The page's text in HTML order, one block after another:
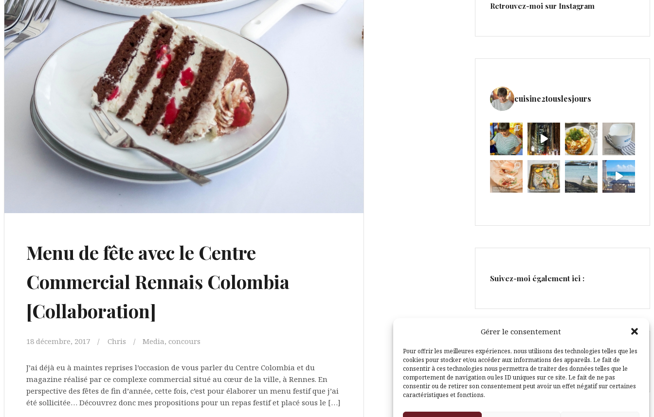
Gérer le consentement
Pour offrir les meilleures expériences, nous utilisons des technologies telles que les
cookies pour stocker et/ou accéder aux informations des appareils. Le fait de
consentir à ces technologies nous permettra de traiter des données telles que le
comportement de navigation ou les ID uniques sur ce site. Le fait de ne pas
consentir ou de retirer son consentement peut avoir un effet négatif sur certaines
caractéristiques et fonctions.
Menu de fête avec le Centre
Commercial Rennais Colombia
[Collaboration]
18 décembre, 2017 Chris Media, concours
J’ai déjà eu à maintes reprises l’occasion de vous parler du Centre Colombia et du
magazine réalisé par ce complexe commercial situé au cœur de la ville, à Rennes. En
perspective des fêtes de fin d’année, cette fois, c’est pour élaborer un menu festif que j’ai
été sollicitée… Découvrez donc mes propositions pour un repas festif et placé sous le […]
Retrouvez-moi sur Instagram
cuisine2touslesjours
Suivez-moi également ici :
Facebook
Pinterest